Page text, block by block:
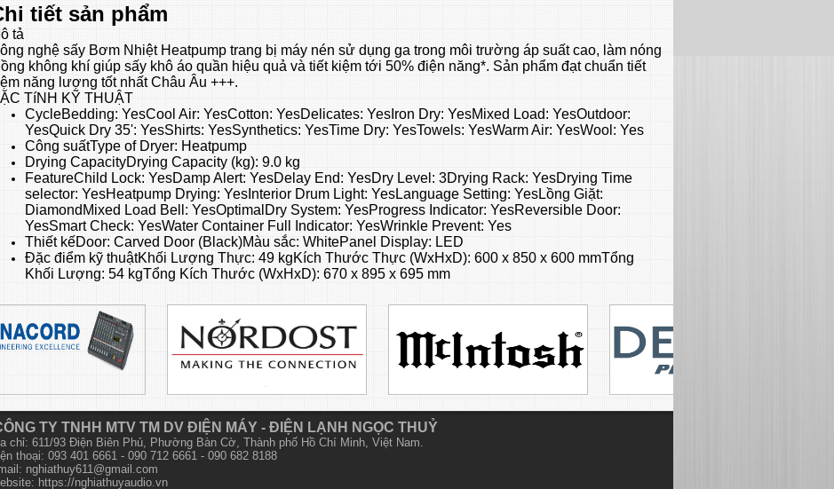
tiết sản phẩm
tả
nghệ sấy Bơm Nhiệt Heatpump trang bị máy nén sử dụng ga trong môi trường áp suất cao, làm nóng
không khí giúp sấy khô áo quần hiệu quả và tiết kiệm tới 50% điện năng*. Sản phẩm đạt chuẩn tiết
năng lượng tốt nhất Châu Âu +++.
TíNH KỸ THUẬT
CycleBedding: YesCool Air: YesCotton: YesDelicates: YesIron Dry: YesMixed Load: YesOutdoor:
YesQuick Dry 35': YesShirts: YesSynthetics: YesTime Dry: YesTowels: YesWarm Air: YesWool: Yes
Công suấtType of Dryer: Heatpump
Drying CapacityDrying Capacity (kg): 9.0 kg
FeatureChild Lock: YesDamp Alert: YesDelay End: YesDry Level: 3Drying Rack: YesDrying Time
selector: YesHeatpump Drying: YesInterior Drum Light: YesLanguage Setting: YesLồng Giặt:
DiamondMixed Load Bell: YesOptimalDry System: YesProgress Indicator: YesReversible Door:
YesSmart Check: YesWater Container Full Indicator: YesWrinkle Prevent: Yes
Thiết kếDoor: Carved Door (Black)Màu sắc: WhitePanel Display: LED
Đặc điểm kỹ thuậtKhối Lượng Thực: 49 kgKích Thước Thực (WxHxD): 600 x 850 x 600 mmTổng
Khối Lượng: 54 kgTổng Kích Thước (WxHxD): 670 x 895 x 695 mm
TY TNHH MTV TM DV ĐIỆN MÁY - ĐIỆN LẠNH NGỌC THUỶ
chỉ: 611/93 Điện Biên Phủ, Phường Bàn Cờ, Thành phố Hồ Chí Minh, Việt Nam.
thoại: 093 401 6661 - 090 712 6661 - 090 682 8188
nghiathuy611@gmail.com
https://nghiathuyaudio.vn